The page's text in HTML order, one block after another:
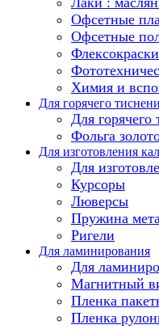
Офсетные
Офсетные
Флексокраски
Химия и
Для горячего
Для горячего
Фольга
Для изготовления
Для
Курсоры
Люверсы
Пружина
Ригели
Для ламинирования
Для
Магнитный
Пленка
Пленка